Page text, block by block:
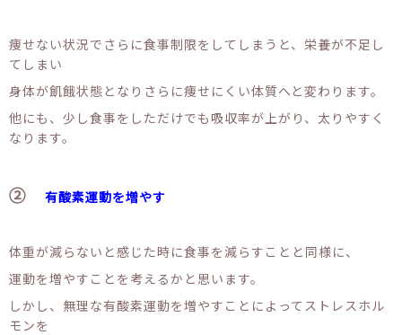
痩せない状況でさらに食事制限をしてしまうと、栄養が不足し
てしまい
身体が飢餓状態となりさらに痩せにくい体質へと変わります。
他にも、少し食事をしただけでも吸収率が上がり、太りやすく
なります。
② 有酸素運動を増やす
体重が減らないと感じた時に食事を減らすことと同様に、
運動を増やすことを考えるかと思います。
しかし、無理な有酸素運動を増やすことによってストレスホル
モンを